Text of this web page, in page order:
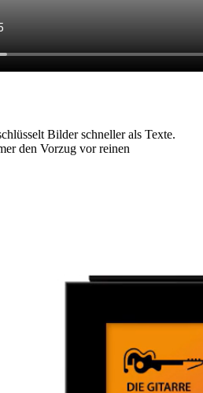
Bilder schneller als Texte.
den Vorzug vor reinen